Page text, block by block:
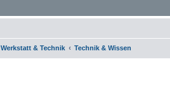
Werkstatt & Technik Technik & Wissen